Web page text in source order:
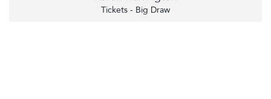
Tickets - Big Draw